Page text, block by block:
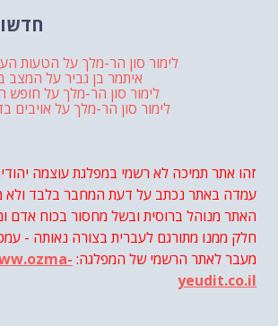
לימור סון הר-מלך על הטעות
איתמר בן גביר על המצב
לימור סון הר-מלך על חופש
לימור סון הר-מלך על אויבים
שבועת אמונים
לימור סון הר-מלך
מיכאל בן ארי על
מיכאל בן ארי על
השר בן גביר במקום נפילת
חוק עונש מוות
מיכאל בן ארי על פרשת
מיכאל בן ארי על פרשת
זהו אתר תמיכה לא רשמי במפלגת עוצמה
עמדה באתר נכתב על דעת המחבר בלבד
האתר מנוהל ברוסית ובשל מחסור בכוח אדם
חלק ממנו מתורגם לעברית בצורה נאותה -
מעבר לאתר הרשמי של המפלגה:
yeudit.co.il